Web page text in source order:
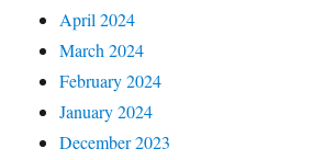
April 2024
March 2024
February 2024
January 2024
December 2023